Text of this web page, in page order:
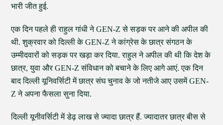
भारी जीत हुई.
एक दिन पहले ही राहुल गांधी ने GEN-Z से सड़क पर आने की अपील की
थी. शुक्रवार को दिल्ली के GEN-Z ने कांग्रेस के छात्र संगठन के
उम्मीदवारों को सड़क पर खड़ा कर दिया. राहुल ने अपील की थी कि देश के
छात्र, युवा और GEN-Z संविधान को बचाने के लिए आगे आएं. एक दिन
बाद दिल्ली यूनिवर्सिटी में छात्र संघ चुनाव के जो नतीजे आए उसमें GEN-
Z ने अपना फैसला सुना दिया.
दिल्ली यूनीवर्सिटी में डेढ़ लाख से ज्यादा छात्र हैं. ज्यादातर छात्र बीस से